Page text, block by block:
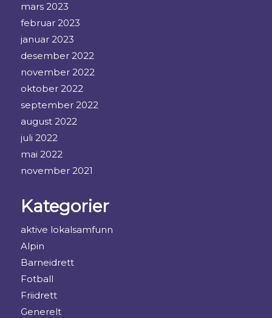
mars 2023
februar 2023
januar 2023
desember 2022
november 2022
oktober 2022
september 2022
august 2022
juli 2022
mai 2022
november 2021
Kategorier
aktive lokalsamfunn
Alpin
Barneidrett
Fotball
Friidrett
Generelt